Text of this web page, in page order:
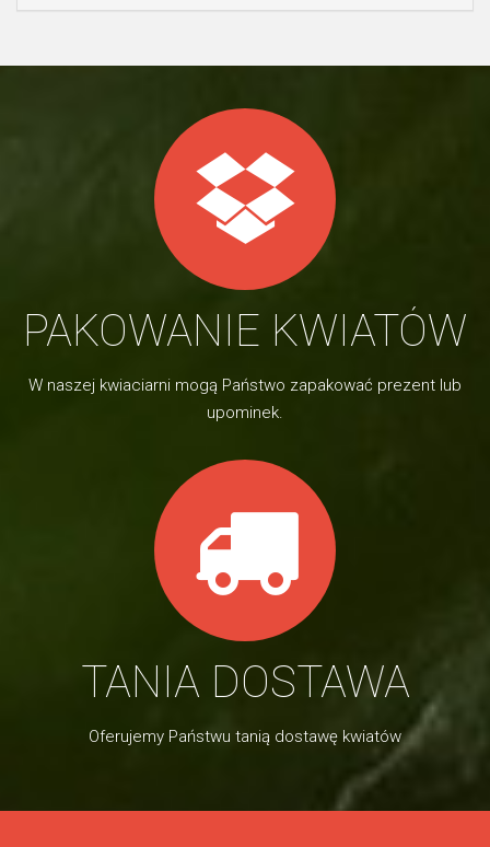
PAKOWANIE KWIATÓW
W naszej kwiaciarni mogą Państwo zapakować prezent lub
upominek.
TANIA DOSTAWA
Oferujemy Państwu tanią dostawę kwiatów